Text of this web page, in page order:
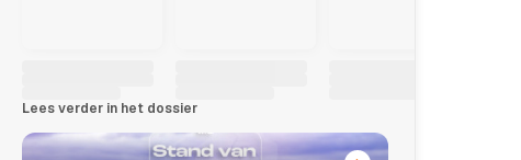
Lees verder in het dossier